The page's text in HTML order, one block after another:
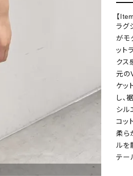
【
ラグ
がモ
ット
クス
元の
ケッ
し、
シル
コッ
柔ら
ルを
テー